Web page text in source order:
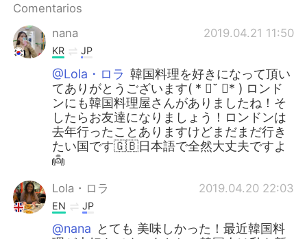
Comentarios
nana
2019.04.21 11:50
KR JP
@Lola・ロラ 韓国料理を好きになって頂い
てありがとうございます( * ॑˘ ॑* ) ロンド
ンにも韓国料理屋さんがありましたね！そ
したらお友達になりましょう！ロンドンは
去年行ったことありますけどまだまだ行き
たい国です🇬🇧日本語で全然大丈夫ですよ
👼
Lola・ロラ 2019.04.20 22:03
EN JP
@nana とても 美味しかった！最近韓国料